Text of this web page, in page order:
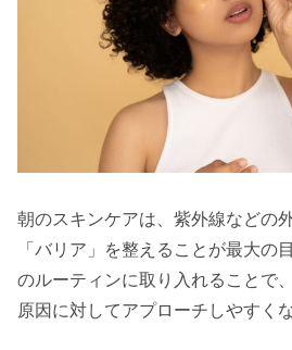
朝のスキンケアは、紫外線などの
「バリア」を整えることが最大の
のルーティンに取り入れることで
原因に対してアプローチしやすく